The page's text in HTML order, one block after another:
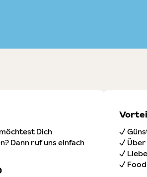
Dich
Dann ruf uns einfach
✓
✓ Über
✓
✓